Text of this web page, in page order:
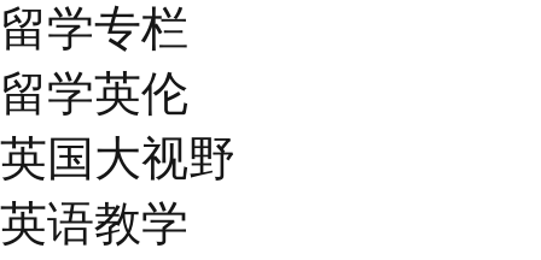
留学专栏
留学英伦
英国大视野
英语教学